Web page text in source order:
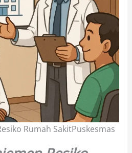
Rumah SakitPuskesmas